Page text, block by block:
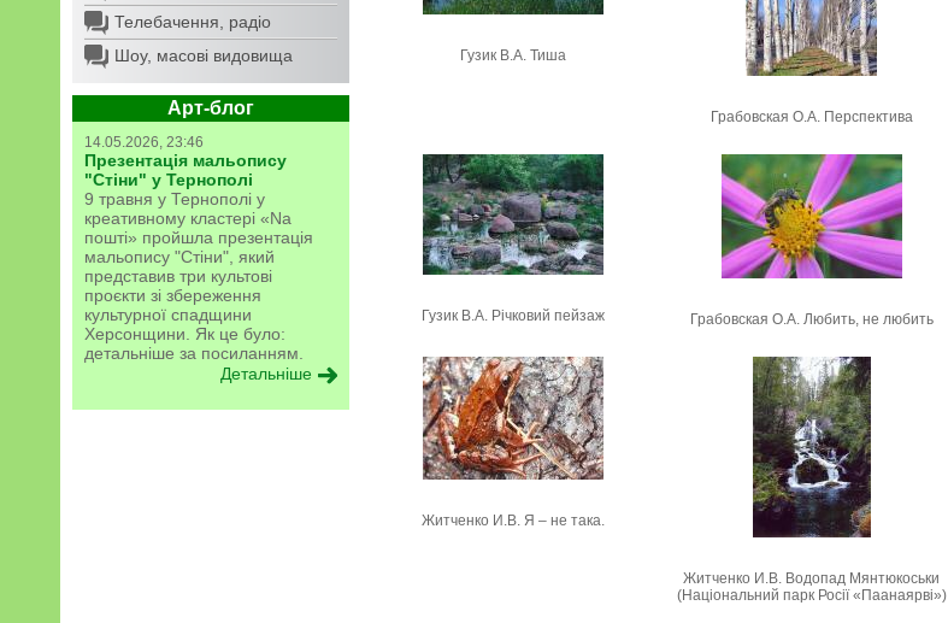
Телебачення, радіо
Шоу, масові видовища
Арт-блог
14.05.2026, 23:46
Презентація мальопису
"Стіни" у Тернополі
9 травня у Тернополі у
креативному кластері «Na
пошті» пройшла презентація
мальопису "Стіни", який
представив три культові
проєкти зі збереження
культурної спадщини
Херсонщини. Як це було:
детальніше за посиланням.
Детальніше
Гузик В.А. Тиша
Грабовская О.А. Перспектива
Гузик В.А. Річковий пейзаж Грабовская О.А. Любить, не любить
Житченко И.В. Я – не така.
Житченко И.В. Водопад Мянтюкоськи
(Національний парк Росії «Паанаярві»)